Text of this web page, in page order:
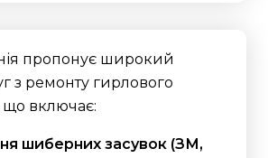
пропонує широкий
з ремонту гирлового
включає:
шиберних засувок (ЗМ,